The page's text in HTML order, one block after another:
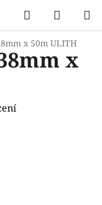
Hledat
KOŠÍK
x 50m ULITH
x